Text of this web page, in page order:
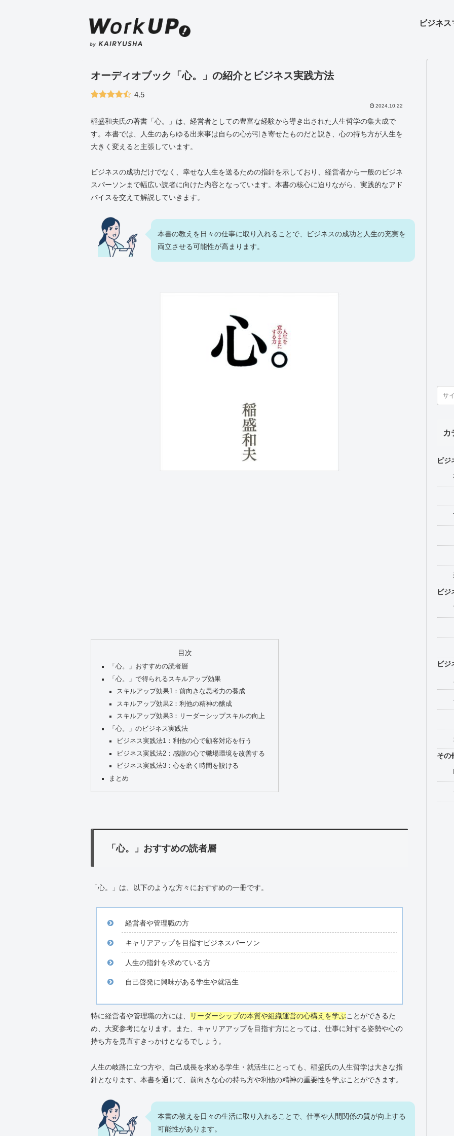
ビジネ
オーディオブック「心。」の紹介とビジネス実践方法
4.5
2024.10.22
稲盛和夫氏の著書「心。」は、経営者としての豊富な経験から導き出された人生哲学の集大成で
す。本書では、人生のあらゆる出来事は自らの心が引き寄せたものだと説き、心の持ち方が人生を
大きく変えると主張しています。
ビジネスの成功だけでなく、幸せな人生を送るための指針を示しており、経営者から一般のビジネ
スパーソンまで幅広い読者に向けた内容となっています。本書の核心に迫りながら、実践的なアド
バイスを交えて解説していきます。
本書の教えを日々の仕事に取り入れることで、ビジネスの成功と人生の充実を
両立させる可能性が高まります。
目次
「心。」おすすめの読者層
「心。」で得られるスキルアップ効果
スキルアップ効果1：前向きな思考力の養成
スキルアップ効果2：利他の精神の醸成
スキルアップ効果3：リーダーシップスキルの向上
「心。」のビジネス実践法
ビジネス実践法1：利他の心で顧客対応を行う
ビジネス実践法2：感謝の心で職場環境を改善する
ビジネス実践法3：心を磨く時間を設ける
まとめ
「心。」おすすめの読者層
「心。」は、以下のような方々におすすめの一冊です。
経営者や管理職の方
キャリアアップを目指すビジネスパーソン
人生の指針を求めている方
自己啓発に興味がある学生や就活生
特に経営者や管理職の方には、 リーダーシップの本質や組織運営の心構えを学ぶことができるた
め、大変参考になります。また、キャリアアップを目指す方にとっては、仕事に対する姿勢や心の
持ち方を見直すきっかけとなるでしょう。
人生の岐路に立つ方や、自己成長を求める学生・就活生にとっても、稲盛氏の人生哲学は大きな指
針となります。本書を通じて、前向きな心の持ち方や利他の精神の重要性を学ぶことができます。
本書の教えを日々の生活に取り入れることで、仕事や人間関係の質が向上する
可能性があります。
カ
ビジ
ビジ
ビジ
その